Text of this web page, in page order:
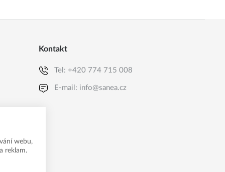
Kontakt
Tel: +420 774 715 008
E-mail: info@sanea.cz
webu,
reklam.